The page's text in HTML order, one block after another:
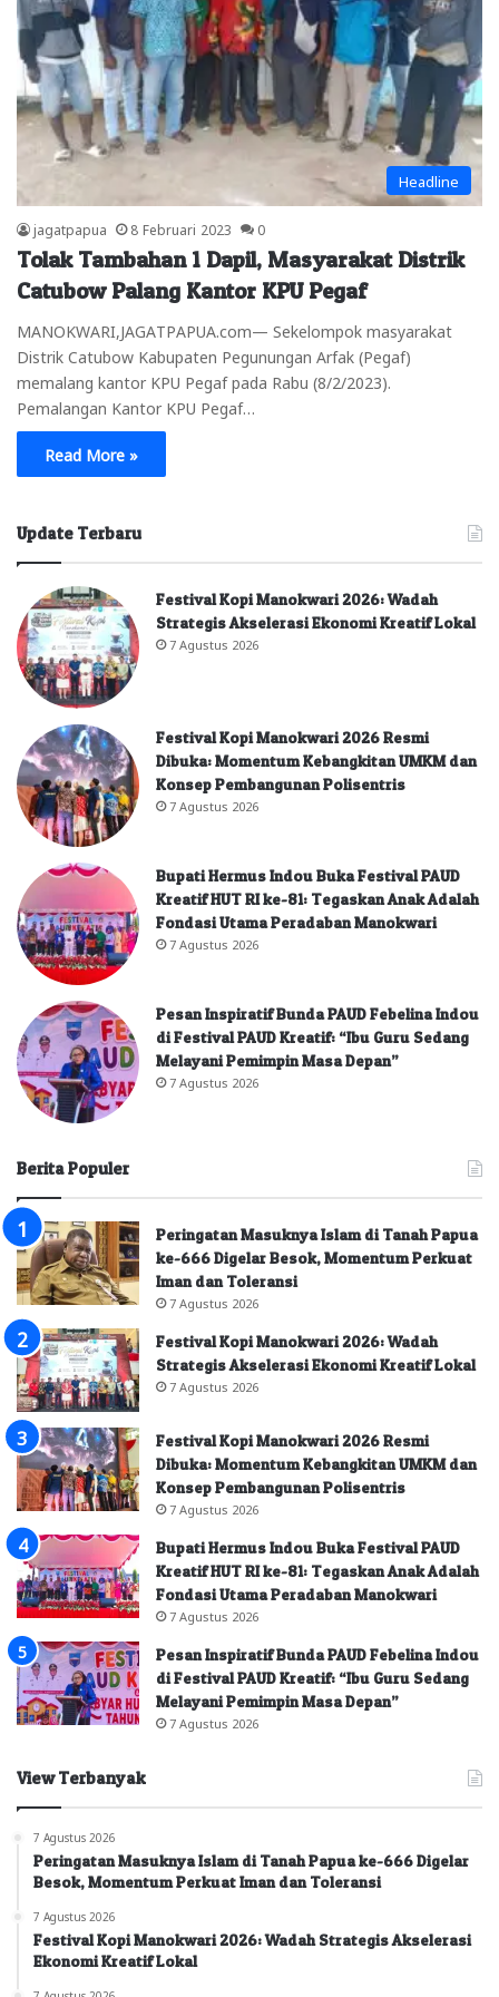
Headline
jagatpapua 8 Februari 2023 0
Tolak Tambahan 1 Dapil, Masyarakat Distrik
Catubow Palang Kantor KPU Pegaf
MANOKWARI,JAGATPAPUA.com— Sekelompok masyarakat
Distrik Catubow Kabupaten Pegunungan Arfak (Pegaf)
memalang kantor KPU Pegaf pada Rabu (8/2/2023).
Pemalangan Kantor KPU Pegaf…
Read More »
Update Terbaru
Festival Kopi Manokwari 2026: Wadah
Strategis Akselerasi Ekonomi Kreatif Lokal
7 Agustus 2026
Festival Kopi Manokwari 2026 Resmi
Dibuka: Momentum Kebangkitan UMKM dan
Konsep Pembangunan Polisentris
7 Agustus 2026
Bupati Hermus Indou Buka Festival PAUD
Kreatif HUT RI ke-81: Tegaskan Anak Adalah
Fondasi Utama Peradaban Manokwari
7 Agustus 2026
Pesan Inspiratif Bunda PAUD Febelina Indou
di Festival PAUD Kreatif: “Ibu Guru Sedang
Melayani Pemimpin Masa Depan”
7 Agustus 2026
Berita Populer
Peringatan Masuknya Islam di Tanah Papua
ke-666 Digelar Besok, Momentum Perkuat
Iman dan Toleransi
7 Agustus 2026
Festival Kopi Manokwari 2026: Wadah
Strategis Akselerasi Ekonomi Kreatif Lokal
7 Agustus 2026
Festival Kopi Manokwari 2026 Resmi
Dibuka: Momentum Kebangkitan UMKM dan
Konsep Pembangunan Polisentris
7 Agustus 2026
Bupati Hermus Indou Buka Festival PAUD
Kreatif HUT RI ke-81: Tegaskan Anak Adalah
Fondasi Utama Peradaban Manokwari
7 Agustus 2026
Pesan Inspiratif Bunda PAUD Febelina Indou
di Festival PAUD Kreatif: “Ibu Guru Sedang
Melayani Pemimpin Masa Depan”
7 Agustus 2026
View Terbanyak
7 Agustus 2026
Peringatan Masuknya Islam di Tanah Papua ke-666 Digelar
Besok, Momentum Perkuat Iman dan Toleransi
7 Agustus 2026
Festival Kopi Manokwari 2026: Wadah Strategis Akselerasi
Ekonomi Kreatif Lokal